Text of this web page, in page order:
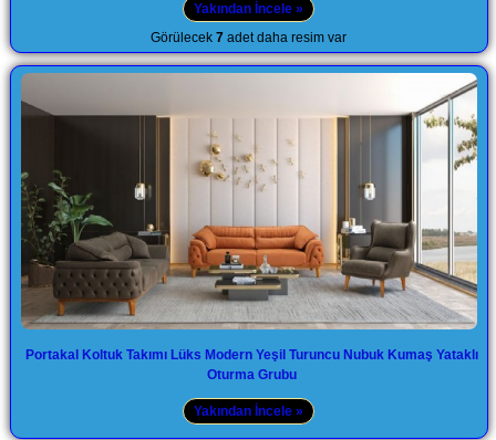
Yakından İncele »
Görülecek7 adet daha resim var
Portakal Koltuk Takımı Lüks Modern Yeşil Turuncu Nubuk Kumaş Yataklı
Oturma Grubu
Yakından İncele »